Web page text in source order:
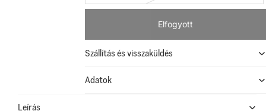
Elfogyott
Szállítás és visszaküldés
Adatok
Leírás